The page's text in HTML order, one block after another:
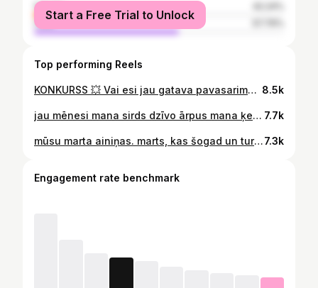
female
male
Start a Free Trial to Unlock
Top performing Reels
KONKURSS 💥 Vai esi jau gatava pavasarim? 🌸 @euronics_latvia veikalos vēl līdz pat marta beigām noteiktas skaistuma preces vari iegādāties līdz 25% lētāk, lai pārliecināti un skaisti sagaidītu saulaino, silto laiku, savukārt piedaloties konkursā vari laimēt Dyson Airwrap komplektu 550€ vērtībā!! 🤯🤌 Lai piedalītos: • seko man, • seko @euronics_latvia, • spied ❤️ šim video • un komentārā atzīmē draudzeni, ar kuru izmēģināsi jauno Dyson! 🤭 Izloze 20. martā 🫶 Lai veicas! #euronicslatvia #sadarbība #ivetasazo #dyson #dysonairwrap 8.5k
jau mēnesi mana sirds dzīvo ārpus mana ķermeņa. mana mazā, ziedošā pasaule tagad ir tavējā arī. 🌸🐣 #ivetasazo #baby #mazulis #sakura 7.7k
mūsu marta ainiņas. marts, kas šogad un turpmāk sāksies ar 18. datumu 🐣 bet šodien ir 1. aprīlis. precīzi 2 nedēļas, kopš esam mamma un tētis, un precīzi 8 gadi, kopš tik mīļi draudzējamies. toreiz satikāmies, sabučojāmies, viņš paņēma manu roku un līdz šim nav atlaidis. ja mazulis pārbauda attiecības, tad mūsējās līdz pēdējai klasei uz priekšu jau visus eksāmenus ir nolikušas. april, april. mūsu pirmā aprīļa joks šodien, pirms 8 gadiem un uz visiem laikiem. #newborn #ivetasazo7.3k
Engagement rate benchmark